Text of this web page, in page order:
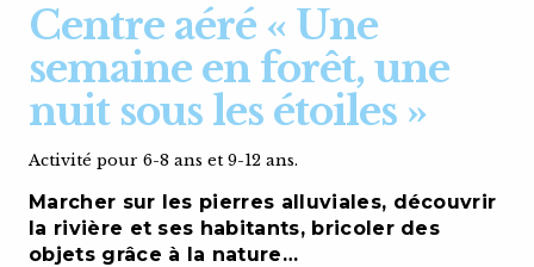
Centre aéré « Une
semaine en forêt, une
nuit sous les étoiles »
Activité pour 6-8 ans et 9-12 ans.
Marcher sur les pierres alluviales, découvrir
la rivière et ses habitants, bricoler des
objets grâce à la nature…